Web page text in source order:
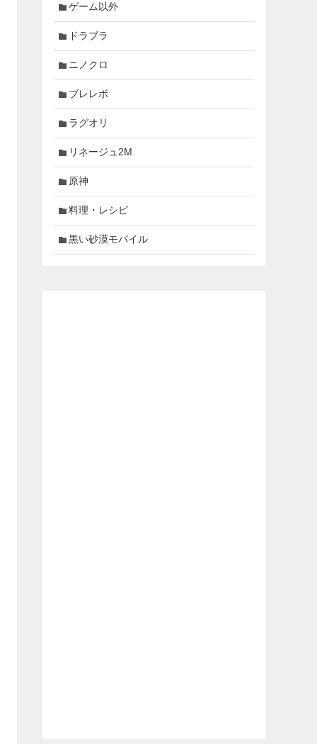
ゲーム以外
ドラブラ
ニノクロ
ブレレボ
ラグオリ
リネージュ2M
原神
料理・レシピ
黒い砂漠モバイル